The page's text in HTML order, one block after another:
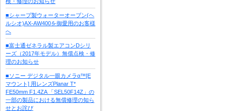
■シャープ製ウォーターオーブン(ヘ
ルシオ)AX-AW400を御愛用のお客様
へ
■富士通ゼネラル製エアコンDシリ
ーズ（2017年モデル）無償点検・修
理のお知らせ
■ソニー デジタル一眼カメラα™[E
マウント] 用レンズPlanar T*
FE50mm F1.4ZA 「SEL50F14Z」の
一部の製品における無償修理の知ら
せとお詫び